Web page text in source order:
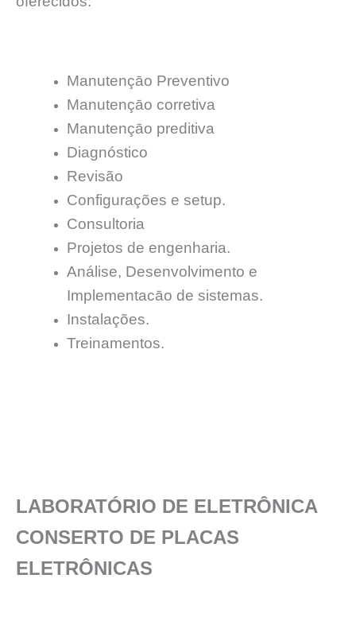
Manutençāo Preventivo
Manutençāo corretiva
Manutençāo preditiva
Diagnóstico
Revisão
Configurações e setup.
Consultoria
Projetos de engenharia.
Análise, Desenvolvimento e
Implementacāo de sistemas.
Instalações.
Treinamentos.
LABORATÓRIO DE ELETRÔNICA
CONSERTO DE PLACAS
ELETRÔNICAS